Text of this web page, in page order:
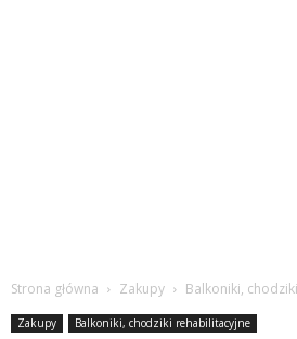
Strona główna Zakupy Balkoniki,
Zakupy Balkoniki, chodziki rehabilitacyjne